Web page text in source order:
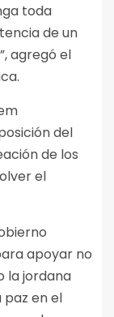
toda
de un
agregó el
del
de los
el
apoyar no
la jordana
en el